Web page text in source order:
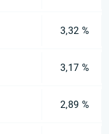
3,32 %
3,17 %
2,89 %